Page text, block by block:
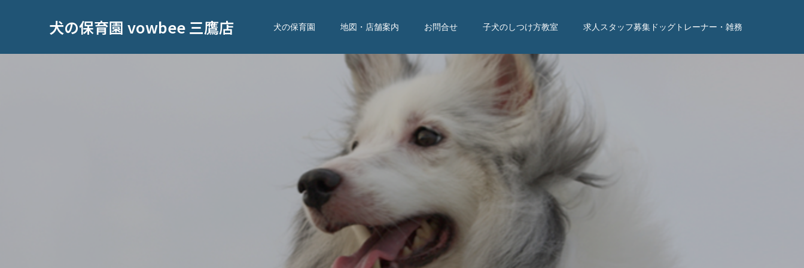
犬の保育園 vowbee 三鷹店 犬の保育園 地図・店舗案内 お問合せ 子犬のしつけ方教室 求人スタッフ募集ドッグトレーナー・雑務